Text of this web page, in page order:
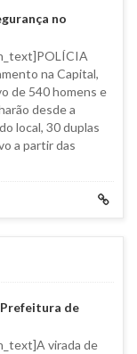
no
na Capital,
de 540 homens e
desde a
local, 30 duplas
a partir das
de
virada de